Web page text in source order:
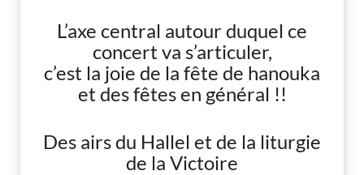
L’axe central autour duquel ce
concert va s’articuler,
c’est la joie de la fête de hanouka
et des fêtes en général !!
Des airs du Hallel et de la liturgie
de la Victoire